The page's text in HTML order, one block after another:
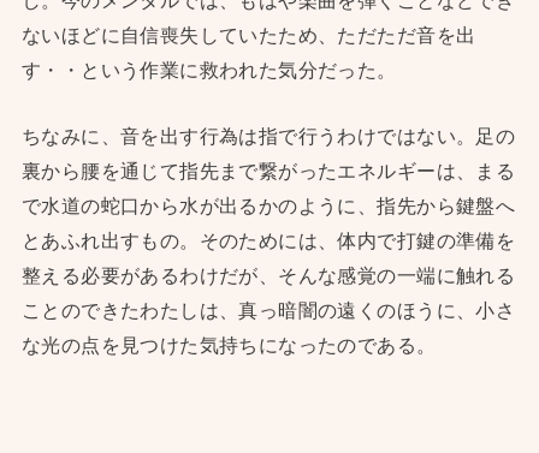
ないほどに自信喪失していたため、ただただ音を出
す・・という作業に救われた気分だった。
ちなみに、音を出す行為は指で行うわけではない。足の
裏から腰を通じて指先まで繋がったエネルギーは、まる
で水道の蛇口から水が出るかのように、指先から鍵盤へ
とあふれ出すもの。そのためには、体内で打鍵の準備を
整える必要があるわけだが、そんな感覚の一端に触れる
ことのできたわたしは、真っ暗闇の遠くのほうに、小さ
な光の点を見つけた気持ちになったのである。